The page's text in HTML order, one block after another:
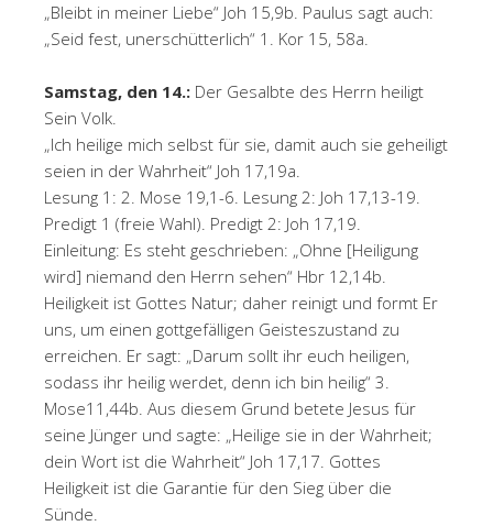
„Bleibt in meiner Liebe“ Joh 15,9b. Paulus sagt auch:
„Seid fest, unerschütterlich“ 1. Kor 15, 58a.
Samstag, den 14.: Der Gesalbte des Herrn heiligt
Sein Volk.
„Ich heilige mich selbst für sie, damit auch sie geheiligt
seien in der Wahrheit“ Joh 17,19a.
Lesung 1: 2. Mose 19,1-6. Lesung 2: Joh 17,13-19.
Predigt 1 (freie Wahl). Predigt 2: Joh 17,19.
Einleitung: Es steht geschrieben: „Ohne [Heiligung
wird] niemand den Herrn sehen“ Hbr 12,14b.
Heiligkeit ist Gottes Natur; daher reinigt und formt Er
uns, um einen gottgefälligen Geisteszustand zu
erreichen. Er sagt: „Darum sollt ihr euch heiligen,
sodass ihr heilig werdet, denn ich bin heilig“ 3.
Mose11,44b. Aus diesem Grund betete Jesus für
seine Jünger und sagte: „Heilige sie in der Wahrheit;
dein Wort ist die Wahrheit“ Joh 17,17. Gottes
Heiligkeit ist die Garantie für den Sieg über die
Sünde.